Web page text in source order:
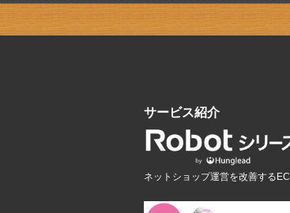
サービス紹介
ネットショップ運営を改善する